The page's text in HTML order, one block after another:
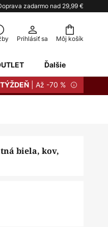
zadarmo nad 29,99 €
Môj košík
Prihlásiť sa
Ďalšie
| Až -70 %
biela, kov,